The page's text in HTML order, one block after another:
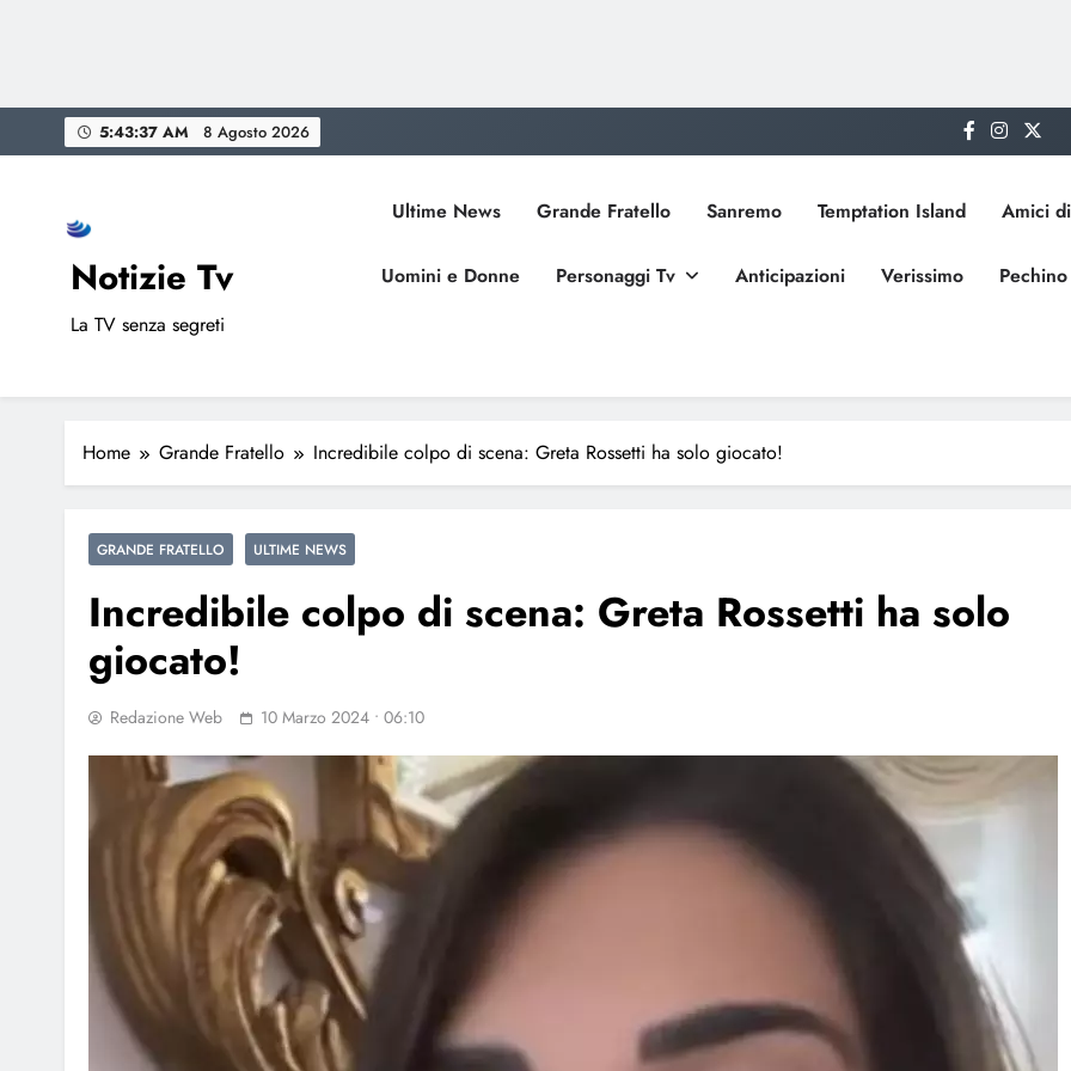
to
5:43:38 AM 8 Agosto 2026
Notizie Tv
La TV senza segreti
Ultime News Grande Fratello Sanremo Temptation Island Amici
Uomini e Donne Personaggi Tv Anticipazioni Verissimo
Home Grande Fratello Incredibile colpo di scena: Greta Rossetti ha solo giocato!
GRANDE FRATELLO ULTIME NEWS
Incredibile colpo di scena: Greta Rossetti ha solo
giocato!
Redazione Web 10 Marzo 2024 • 06:10